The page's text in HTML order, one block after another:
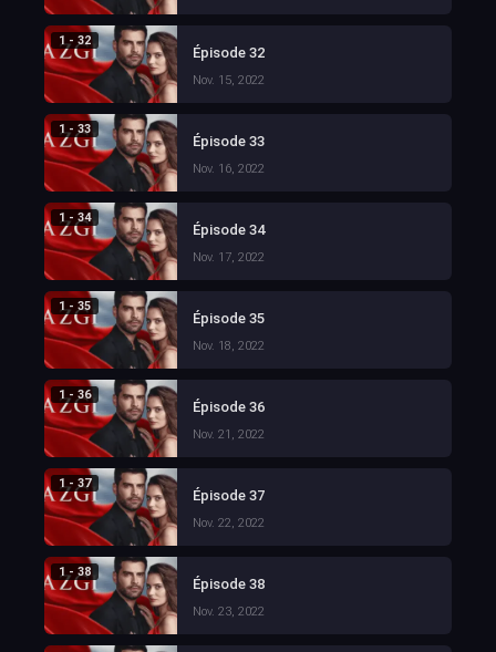
1 - 32
Épisode 32
Nov. 15, 2022
1 - 33
Épisode 33
Nov. 16, 2022
1 - 34
Épisode 34
Nov. 17, 2022
1 - 35
Épisode 35
Nov. 18, 2022
1 - 36
Épisode 36
Nov. 21, 2022
1 - 37
Épisode 37
Nov. 22, 2022
1 - 38
Épisode 38
Nov. 23, 2022